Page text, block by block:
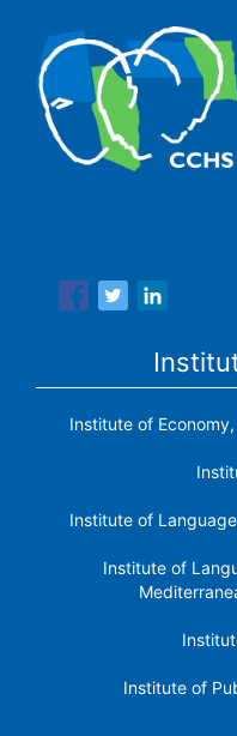
Institute of
Institute of
Institute of
Institute of